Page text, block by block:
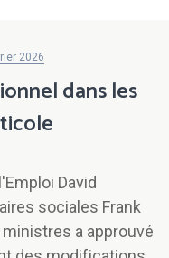
2026
dans les
David
sociales Frank
a approuvé